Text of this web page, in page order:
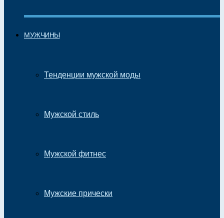
МУЖЧИНЫ
Тенденции мужской моды
Мужской стиль
Мужской фитнес
Мужские прически